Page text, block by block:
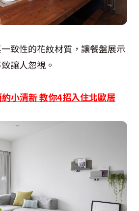
致性的花紋材質，讓餐盤展示
讓人忽視。
小清新 教你4招入住北歐居